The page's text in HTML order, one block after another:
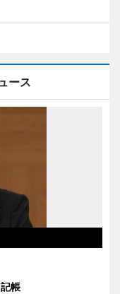
ース
帳